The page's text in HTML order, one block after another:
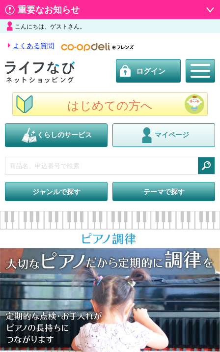
重要なお知らせ
こんにちは、ゲストさん。
よくある質問
ログイン
はじめての方へ
くらしのサービス マイページ
ジャンルで探す
テーマで探す